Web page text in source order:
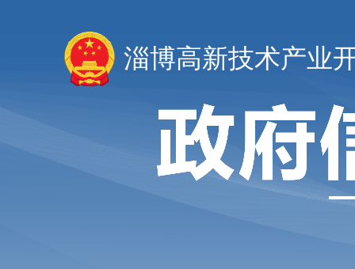
淄博高新技术产业